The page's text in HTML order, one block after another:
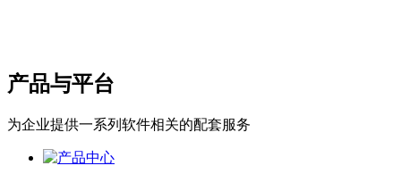
产品与平台
为企业提供一系列软件相关的配套服务